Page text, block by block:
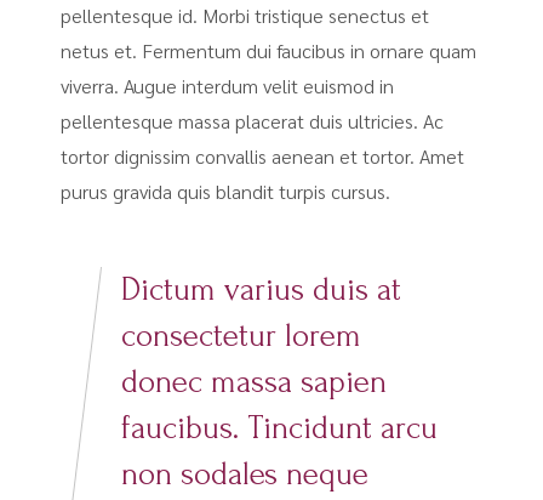
pellentesque id. Morbi tristique senectus et
netus et. Fermentum dui faucibus in ornare quam
viverra. Augue interdum velit euismod in
pellentesque massa placerat duis ultricies. Ac
tortor dignissim convallis aenean et tortor. Amet
purus gravida quis blandit turpis cursus.
Dictum varius duis at
consectetur lorem
donec massa sapien
faucibus. Tincidunt arcu
non sodales neque